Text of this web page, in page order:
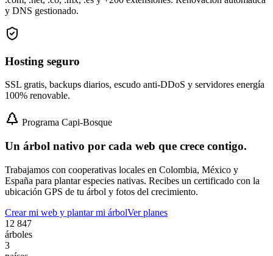
y DNS gestionado.
Hosting seguro
SSL gratis, backups diarios, escudo anti-DDoS y servidores energía
100% renovable.
Programa Capi-Bosque
Un árbol nativo por cada web que crece contigo.
Trabajamos con cooperativas locales en Colombia, México y
España para plantar especies nativas. Recibes un certificado con la
ubicación GPS de tu árbol y fotos del crecimiento.
Crear mi web y plantar mi árbolVer planes
12 847
árboles
3